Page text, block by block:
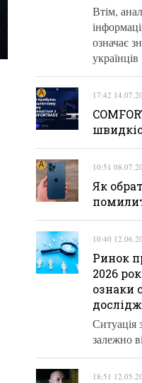
Втім,
означає
українців
17:42
10:51
Як
10:40
Ринок
2026
ознаки
Ситуація
залежно
18:51